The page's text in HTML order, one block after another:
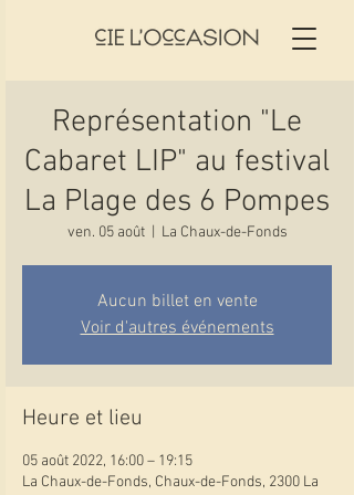
Représentation "Le
Cabaret LIP" au festival
La Plage des 6 Pompes
ven. 05 août
  |
La Chaux-de-Fonds
Aucun billet en vente
Voir d'autres événements
Heure et lieu
05 août 2022, 16:00 – 19:15
La Chaux-de-Fonds, Chaux-de-Fonds, 2300 La